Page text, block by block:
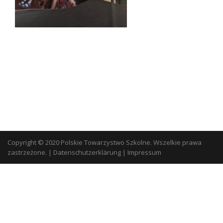
Copyright © 2020 Polskie Towarzystwo Szkolne. Wszelkie prawa
zastrzeżone. | Datenschutzerklärung | Impressum